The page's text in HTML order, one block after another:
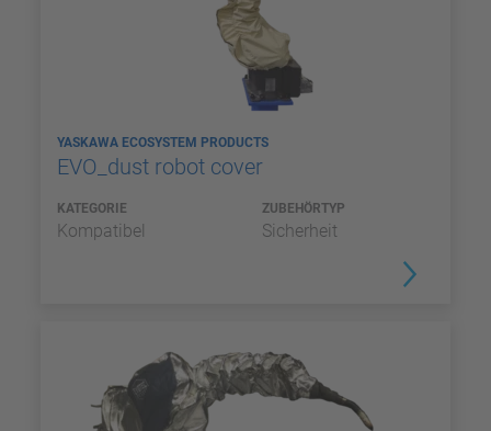
YASKAWA ECOSYSTEM PRODUCTS
EVO_dust robot cover
KATEGORIE
Kompatibel
ZUBEHÖRTYP
Sicherheit